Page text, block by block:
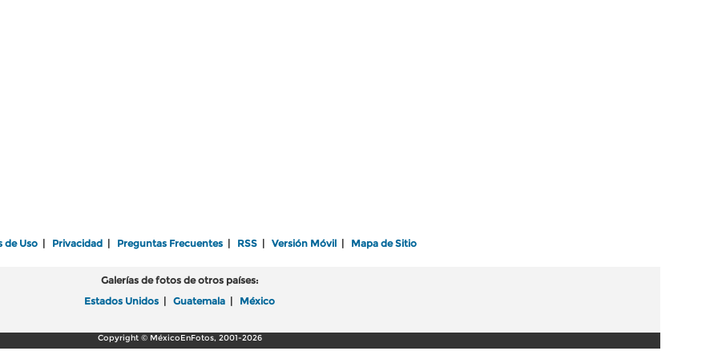
de Uso Privacidad Preguntas Frecuentes RSS Versión Móvil Mapa de Sitio
Galerías de fotos de otros países:
Estados Unidos
Guatemala México
Copyright © MéxicoEnFotos, 2001-2026